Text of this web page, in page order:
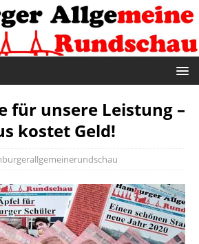
für unsere Leistung –
kostet Geld!